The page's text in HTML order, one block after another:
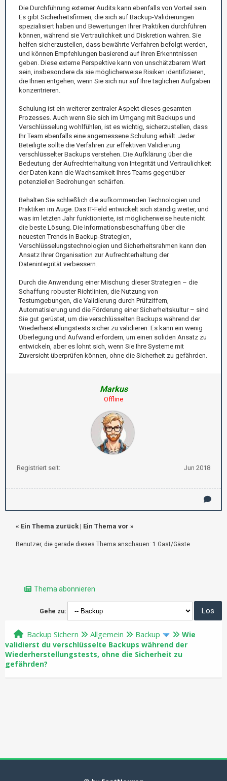
Die Durchführung externer Audits kann ebenfalls von Vorteil sein.
Es gibt Sicherheitsfirmen, die sich auf Backup-Validierungen
spezialisiert haben und Bewertungen Ihrer Praktiken durchführen
können, während sie Vertraulichkeit und Diskretion wahren. Sie
helfen sicherzustellen, dass bewährte Verfahren befolgt werden,
und können Empfehlungen basierend auf ihren Erkenntnissen
geben. Diese externe Perspektive kann von unschätzbarem Wert
sein, insbesondere da sie möglicherweise Risiken identifizieren,
die Ihnen entgehen, wenn Sie sich nur auf Ihre täglichen Aufgaben
konzentrieren.
Schulung ist ein weiterer zentraler Aspekt dieses gesamten
Prozesses. Auch wenn Sie sich im Umgang mit Backups und
Verschlüsselung wohlfühlen, ist es wichtig, sicherzustellen, dass
Ihr Team ebenfalls eine angemessene Schulung erhält. Jeder
Beteiligte sollte die Verfahren zur effektiven Validierung
verschlüsselter Backups verstehen. Die Aufklärung über die
Bedeutung der Aufrechterhaltung von Integrität und Vertraulichkeit
der Daten kann die Wachsamkeit Ihres Teams gegenüber
potenziellen Bedrohungen schärfen.
Behalten Sie schließlich die aufkommenden Technologien und
Praktiken im Auge. Das IT-Feld entwickelt sich ständig weiter, und
was im letzten Jahr funktionierte, ist möglicherweise heute nicht
die beste Lösung. Die Informationsbeschaffung über die
neuesten Trends in Backup-Strategien,
Verschlüsselungstechnologien und Sicherheitsrahmen kann den
Ansatz Ihrer Organisation zur Aufrechterhaltung der
Datenintegrität verbessern.
Durch die Anwendung einer Mischung dieser Strategien – die
Schaffung robuster Richtlinien, die Nutzung von
Testumgebungen, die Validierung durch Prüfziffern,
Automatisierung und die Förderung einer Sicherheitskultur – sind
Sie gut gerüstet, um die verschlüsselten Backups während der
Wiederherstellungstests sicher zu validieren. Es kann ein wenig
Überlegung und Aufwand erfordern, um einen soliden Ansatz zu
entwickeln, aber es lohnt sich, wenn Sie Ihre Systeme mit
Zuversicht überprüfen können, ohne die Sicherheit zu gefährden.
Markus
Offline
Registriert seit: Jun 2018
« Ein Thema zurück | Ein Thema vor »
Benutzer, die gerade dieses Thema anschauen: 1 Gast/Gäste
Thema abonnieren
Gehe zu:
Backup Sichern Allgemein Backup
Wie
validierst du verschlüsselte Backups während der
Wiederherstellungstests, ohne die Sicherheit zu
gefährden?